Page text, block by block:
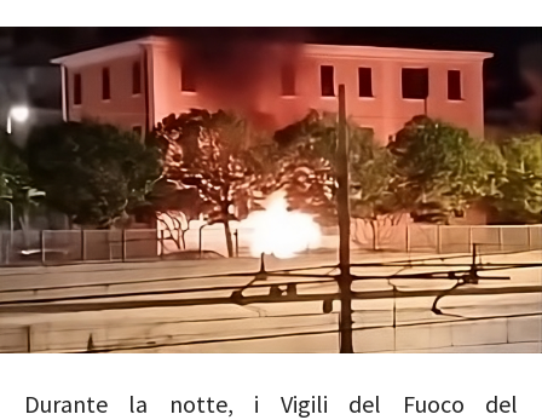
Durante la notte, i Vigili del Fuoco del